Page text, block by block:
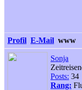
Profil E-Mail www
Sonja
Posts: 34
Rang: